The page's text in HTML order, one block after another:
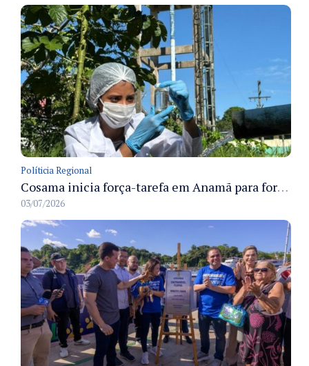
Políticia Regional
Cosama inicia força-tarefa em Anamã para fortalecer abastecimento de água e segurança hídrica da população
03/07/2026